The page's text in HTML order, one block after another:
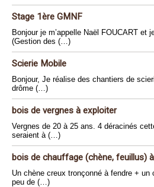
Stage 1ère GMNF
Bonjour je m’appelle Naël FOUCART et
(Gestion des (…)
Scierie Mobile
Bonjour, Je réalise des chantiers de
drôme (…)
bois de vergnes à exploiter
Vergnes de 20 à 25 ans. 4 déracinés
seraient à (…)
bois de chauffage (chène, feuillus)
Un chène creux tronçonné à fendre + un
peu de (…)